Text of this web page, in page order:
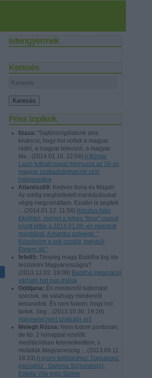
Istengyermek
Keresés
Friss topikok
lizaza: "Sajtószolgálatunk arra
kíváncsi, hogy hol voltak a magyar
rádió, a magyar televízió, a magyar
táv... (2014.01.16. 22:04) A Római
Lazio futballcsapat himnusza az 56-os
magyar szabadságharcról szól,
hallgassátok
Atlantisz69: Kedves Ilona és Magdi!
Az eddig meghirdetett mantrázásokat
végig megcsináltam. Ezután is segítek
... (2014.01.12. 11:56) Krisztus háló
Ekvillibri, melyet a lelkes "blog" csapat
hívott létbe a 2014.01.09.-én mondott
mantrával. A mantra szövege: "
Köszönöm a sok csodát, melyből
Életem áll."
fefe85: Tényleg maga Buddha fog ide
leszületni Magyarországra?
(2013.12.02. 19:09) Buddha inkarnáció
várható hat nap múlva
Oddijana: Én mindenről tudomást
szerzek, de valahogy mindenről
lemaradok. És nem tudom, hogy hol
tartok. Seg... (2013.10.30. 19:29)
Hajviselet mint szakrális erő
Melegh Rózsa: Nem tudom pontosan,
de kb. 2 hónappal ezelőtt
meditációban felemelkedtem, s
mutatták Magyarország ... (2013.09.11.
18:33) A gyors fejlődéshez: Danubiusz
parcialisz , Gamma S(z)urialis(z),
Estella Vita ergo Summ